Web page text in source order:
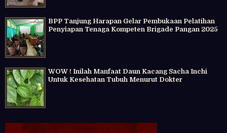
BPP Tanjung Harapan Gelar Pembukaan Pelatihan
Penyiapan Tenaga Kompeten Brigade Pangan 2025
WOW ! Inilah Manfaat Daun Kacang Sacha Inchi
Untuk Kesehatan Tubuh Menurut Dokter